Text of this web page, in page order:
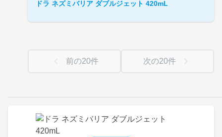
ドラ ネズミバリア ダブルジェット 420mL
前の20件 次の20件